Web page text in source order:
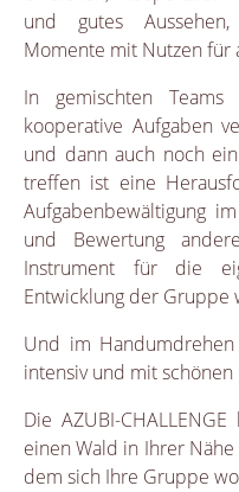
und gutes
Momente mit Nutzen für
In gemischten
kooperative Aufgaben
und dann auch noch
treffen ist eine
Aufgabenbewältigung
und Bewertung
Instrument für die
Entwicklung der Gruppe
Und im
intensiv und mit
Die AZUBI-
einen Wald in Ihrer
dem sich Ihre Gruppe